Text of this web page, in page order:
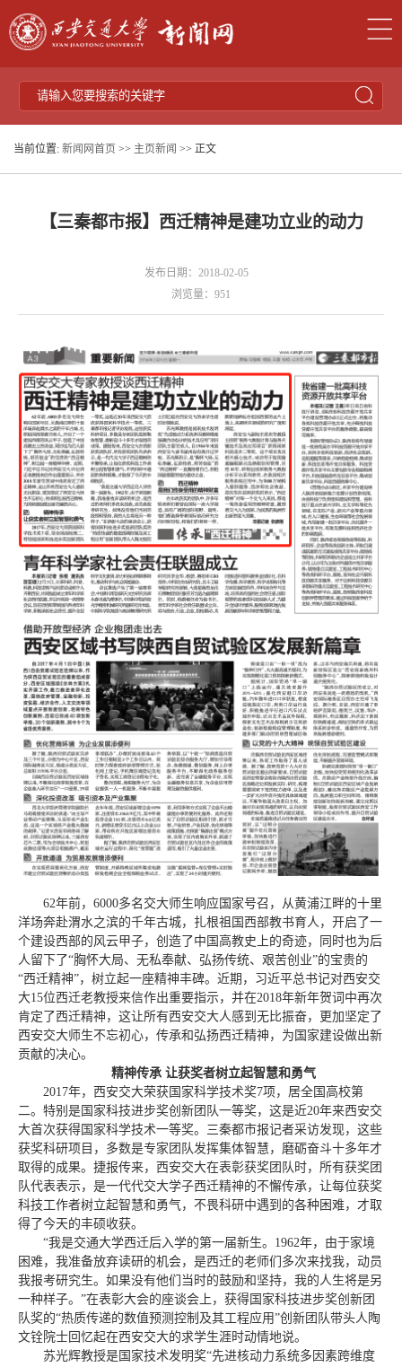
当前位置: 新闻网首页 >> 主页新闻 >> 正文
【三秦都市报】西迁精神是建功立业的动力
发布日期：2018-02-05
浏览量： 951
62年前，6000多名交大师生响应国家号召，从黄浦江畔的十里
洋场奔赴渭水之滨的千年古城，扎根祖国西部教书育人，开启了一
个建设西部的风云甲子，创造了中国高教史上的奇迹，同时也为后
人留下了“胸怀大局、无私奉献、弘扬传统、艰苦创业”的宝贵的
“西迁精神”，树立起一座精神丰碑。近期，习近平总书记对西安交
大15位西迁老教授来信作出重要指示，并在2018年新年贺词中再次
肯定了西迁精神，这让所有西安交大人感到无比振奋，更加坚定了
西安交大师生不忘初心，传承和弘扬西迁精神，为国家建设做出新
贡献的决心。
精神传承 让获奖者树立起智慧和勇气
2017年，西安交大荣获国家科学技术奖7项，居全国高校第
二。特别是国家科技进步奖创新团队一等奖，这是近20年来西安交
大首次获得国家科学技术一等奖。三秦都市报记者采访发现，这些
获奖科研项目，多数是专家团队发挥集体智慧，磨砺奋斗十多年才
取得的成果。捷报传来，西安交大在表彰获奖团队时，所有获奖团
队代表表示，是一代代交大学子西迁精神的不懈传承，让每位获奖
科技工作者树立起智慧和勇气，不畏科研中遇到的各种困难，才取
得了今天的丰硕收获。
“我是交通大学西迁后入学的第一届新生。1962年，由于家境
困难，我准备放弃读研的机会，是西迁的老师们多次来找我，动员
我报考研究生。如果没有他们当时的鼓励和坚持，我的人生将是另
一种样子。”在表彰大会的座谈会上，获得国家科技进步奖创新团
队奖的“热质传递的数值预测控制及其工程应用”创新团队带头人陶
文铨院士回忆起在西安交大的求学生涯时动情地说。
苏光辉教授是国家技术发明奖“先进核动力系统多因素跨维度